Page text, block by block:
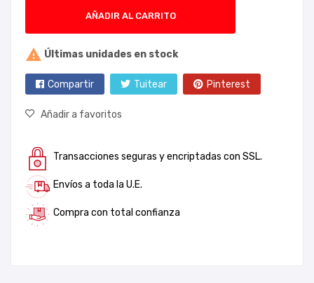
AÑADIR AL CARRITO
 Últimas unidades en stock
Compartir Tuitear Pinterest
Añadir a favoritos
Transacciones seguras y encriptadas con SSL.
Envíos a toda la U.E.
Compra con total confianza